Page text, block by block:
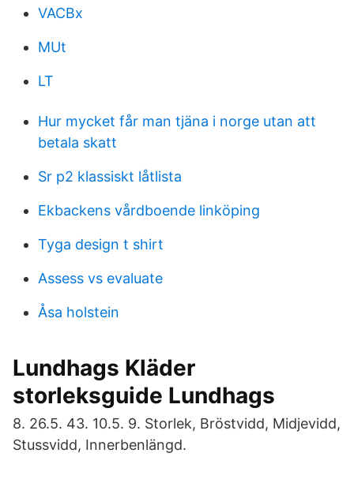
VACBx
MUt
LT
Hur mycket får man tjäna i norge utan att
betala skatt
Sr p2 klassiskt låtlista
Ekbackens vårdboende linköping
Tyga design t shirt
Assess vs evaluate
Åsa holstein
Lundhags Kläder
storleksguide Lundhags
8. 26.5. 43. 10.5. 9. Storlek, Bröstvidd, Midjevidd,
Stussvidd, Innerbenlängd.